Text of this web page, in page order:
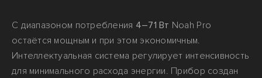
С диапазоном потребления 4–71 Вт Noah Pro
остаётся мощным и при этом экономичным.
Интеллектуальная система регулирует интенсивность
для минимального расхода энергии. Прибор создан